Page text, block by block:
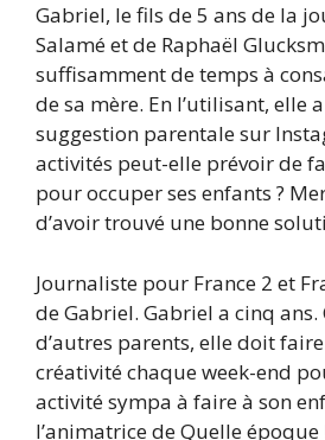
Gabriel, le fils de 5 ans de la
Salamé et de Raphaël
suffisamment de temps à
de sa mère. En l’utilisant, elle
suggestion parentale sur
activités peut-elle prévoir de
pour occuper ses enfants ?
d’avoir trouvé une bonne
Journaliste pour France 2 et
de Gabriel. Gabriel a cinq
d’autres parents, elle doit
créativité chaque week-end
activité sympa à faire à son
l’animatrice de Quelle